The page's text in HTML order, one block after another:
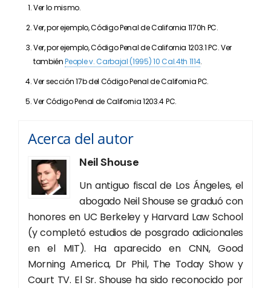
Ver lo mismo.
Ver, por ejemplo, Código Penal de California 1170h PC.
Ver, por ejemplo, Código Penal de California 1203.1 PC. Ver
tambiénPeople v. Carbajal (1995) 10 Cal.4th 1114.
Ver sección 17b del Código Penal de California PC.
Ver Código Penal de California 1203.4 PC.
Acerca del autor
Neil Shouse
Un antiguo fiscal de Los Ángeles, el
abogado Neil Shouse se graduó con
honores en UC Berkeley y Harvard Law School
(y completó estudios de posgrado adicionales
en el MIT). Ha aparecido en CNN, Good
Morning America, Dr Phil, The Today Show y
Court TV. El Sr. Shouse ha sido reconocido por